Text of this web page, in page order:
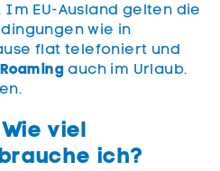
EU-Ausland gelten die
wie in
flat telefoniert und
auch im Urlaub.
viel
ich?